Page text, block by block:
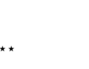
★ ★